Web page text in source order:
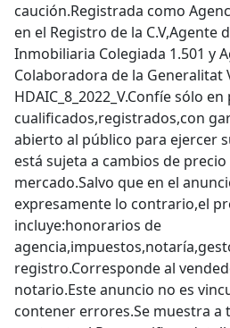
caución.Registrada como
en el Registro de la C.V,Agente
Inmobiliaria Colegiada 1.501 y
Colaboradora de la Generalitat
HDAIC_8_2022_V.Confíe sólo
cualificados,registrados,con
abierto al público para ejercer
está sujeta a cambios de
mercado.Salvo que en el
expresamente lo contrario,el
incluye:honorarios de
registro.Corresponde al
notario.Este anuncio no es
contener errores.Se muestra